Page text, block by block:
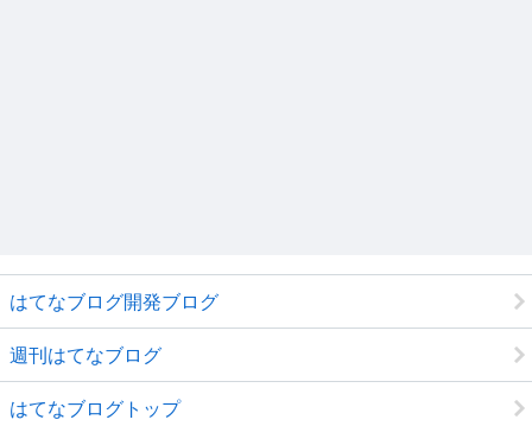
はてなブログ開発ブログ
週刊はてなブログ
はてなブログトップ